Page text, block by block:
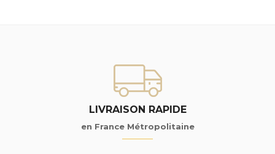
LIVRAISON RAPIDE
en France Métropolitaine